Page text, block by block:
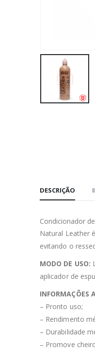
DESCRIÇÃO
Condicionador
Natural Leather
evitando o
MODO DE USO:
aplicador de
INFORMAÇÕES
– Pronto uso;
– Rendimento
– Durabilidade
– Promove